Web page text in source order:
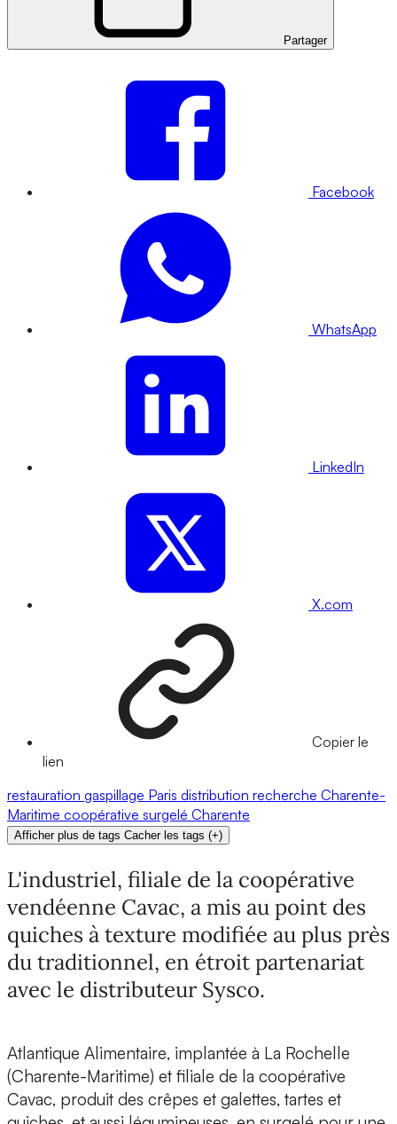
Partager
Facebook
WhatsApp
LinkedIn
X.com
Copier le
lien
restauration gaspillage Paris distribution recherche Charente-
Maritime coopérative surgelé Charente
Afficher plus de tags Cacher les tags (+)
L'industriel, filiale de la coopérative
vendéenne Cavac, a mis au point des
quiches à texture modifiée au plus près
du traditionnel, en étroit partenariat
avec le distributeur Sysco.
Atlantique Alimentaire, implantée à La Rochelle
(Charente-Maritime) et filiale de la coopérative
Cavac, produit des crêpes et galettes, tartes et